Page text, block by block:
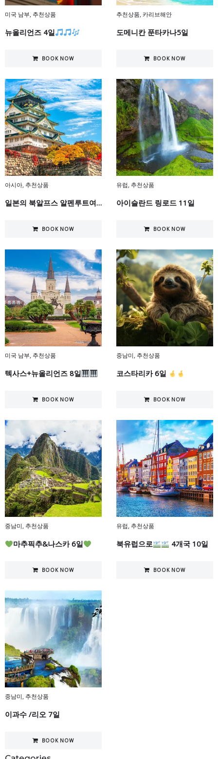
미국 남부, 추천상품
뉴올리언즈 4일
BOOK NOW
추천상품,카리브해안
도메니칸 푼타카나5일
BOOK NOW
아시아, 추천상품
일본의 북알프스 알펜루트여행
BOOK NOW
유럽, 추천상품
아이슬란드 링로드 11일
BOOK NOW
미국 남부, 추천상품
텍사스+뉴올리언즈 8일
BOOK NOW
중남미, 추천상품
코스타리카 6일
BOOK NOW
중남미, 추천상품
마추픽추&나스카 6일
BOOK NOW
유럽, 추천상품
북유럽으로 4개국 10일
BOOK NOW
중남미, 추천상품
이과수 /리오 7일
BOOK NOW